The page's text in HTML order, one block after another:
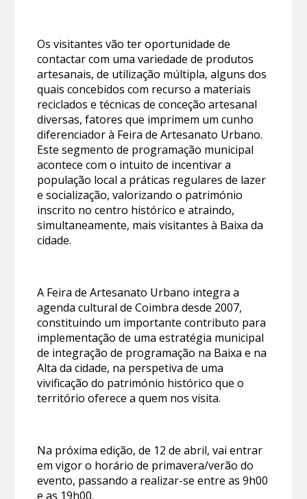
Os visitantes vão ter oportunidade de
contactar com uma variedade de produtos
artesanais, de utilização múltipla, alguns dos
quais concebidos com recurso a materiais
reciclados e técnicas de conceção artesanal
diversas, fatores que imprimem um cunho
diferenciador à Feira de Artesanato Urbano.
Este segmento de programação municipal
acontece com o intuito de incentivar a
população local a práticas regulares de lazer
e socialização, valorizando o património
inscrito no centro histórico e atraindo,
simultaneamente, mais visitantes à Baixa da
cidade.
A Feira de Artesanato Urbano integra a
agenda cultural de Coimbra desde 2007,
constituindo um importante contributo para
implementação de uma estratégia municipal
de integração de programação na Baixa e na
Alta da cidade, na perspetiva de uma
vivificação do património histórico que o
território oferece a quem nos visita.
Na próxima edição, de 12 de abril, vai entrar
em vigor o horário de primavera/verão do
evento, passando a realizar-se entre as 9h00
e as 19h00.